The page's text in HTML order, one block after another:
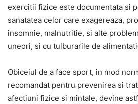
exercitii fizice este documentata si
sanatatea celor care exagereaza,
insomnie, malnutritie, si alte
uneori, si cu tulburarile de
Obiceiul de a face sport, in mod
recomandat pentru prevenirea si
afectiuni fizice si mintale, devine